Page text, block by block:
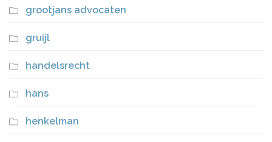
grootjans advocaten
gruijl
handelsrecht
hans
henkelman